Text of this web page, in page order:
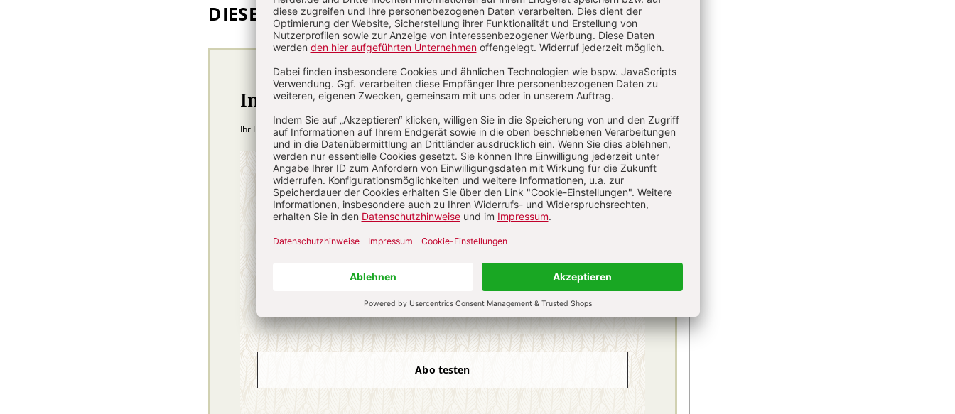
DIESEN ARTIKEL JETZT LESEN!
Im Abo
Ihr Plus: Zugriff auch auf alle anderen Artikel im Abo-Bereich
4 Hefte + 4 Hefte digital 0,00 €
danach75,40 € für 26 Ausgaben pro Halbjahr + Digitalzugang
inkl. MwSt., zzgl. 27,30 € Versand (D)
IM ABO IM DIGITAL-ABO
Abo testen